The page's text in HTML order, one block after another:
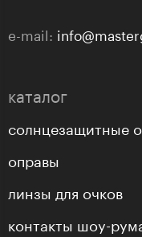
e-mail:
каталог
солнцезащитные
оправы
линзы для очков
контакты шоу-